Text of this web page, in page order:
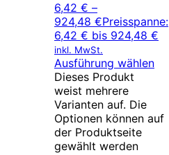
6,42 € –
924,48 €Preisspanne:
6,42 € bis 924,48 €
inkl. MwSt.
Ausführung wählen
Dieses Produkt
weist mehrere
Varianten auf. Die
Optionen können auf
der Produktseite
gewählt werden